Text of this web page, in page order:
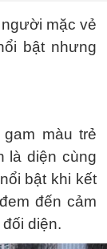
độc đáo
mặc vẻ
bật nhưng